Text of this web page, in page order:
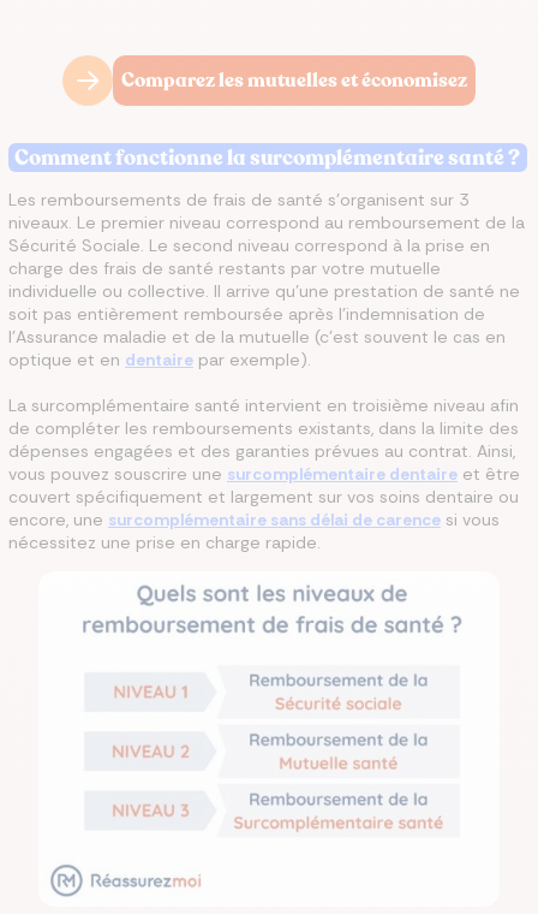
Comparez les mutuelles et économisez
Comment fonctionne la surcomplémentaire santé ?
Les remboursements de frais de santé s’organisent sur 3
niveaux. Le premier niveau correspond au remboursement de la
Sécurité Sociale. Le second niveau correspond à la prise en
charge des frais de santé restants par votre mutuelle
individuelle ou collective. Il arrive qu'une prestation de santé ne
soit pas entièrement remboursée après l'indemnisation de
l'Assurance maladie et de la mutuelle (c'est souvent le cas en
optique et en dentaire par exemple).
La surcomplémentaire santé intervient en troisième niveau afin
de compléter les remboursements existants, dans la limite des
dépenses engagées et des garanties prévues au contrat. Ainsi,
vous pouvez souscrire une surcomplémentaire dentaire et être
couvert spécifiquement et largement sur vos soins dentaire ou
encore, une surcomplémentaire sans délai de carence si vous
nécessitez une prise en charge rapide.